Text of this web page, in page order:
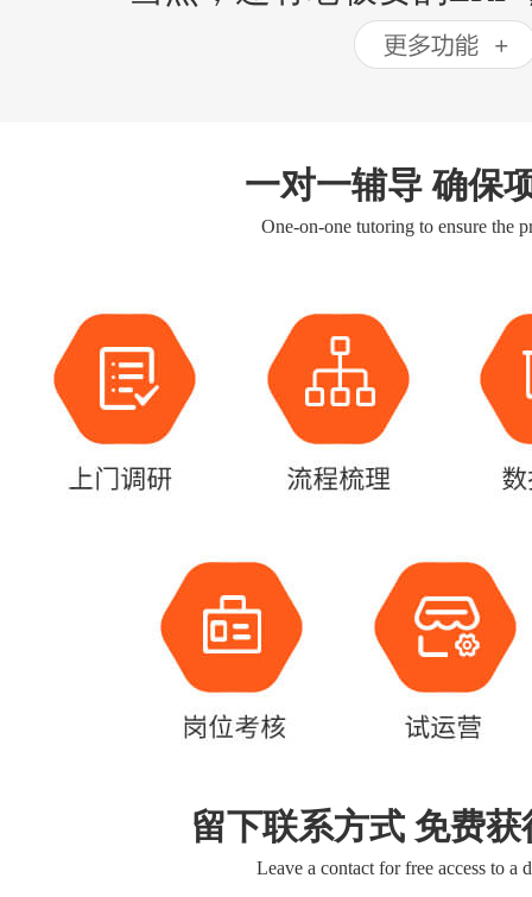
一对一辅导 确保
One-on-one tutoring to ensure the
留下联系方式 免费
Leave a contact for free access to a